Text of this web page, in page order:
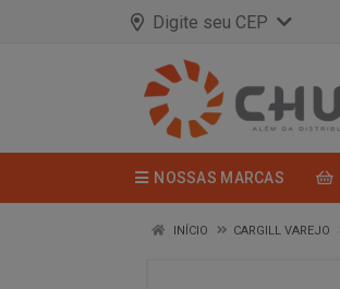
Digite seu CEP
NOSSAS MARCAS
INÍCIO CARGILL VAREJO